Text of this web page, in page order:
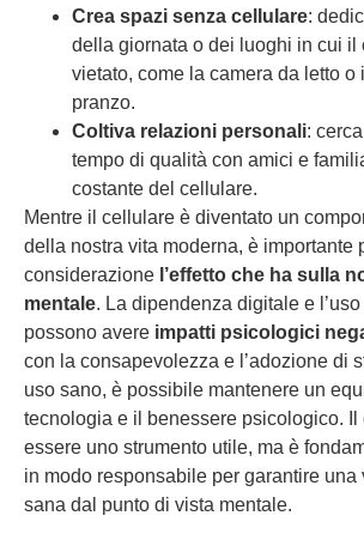
Crea spazi senza cellulare:
della giornata o dei luoghi in cui il
vietato, come la camera da letto o
pranzo.
Coltiva relazioni personali:
tempo di qualità con amici e
costante del cellulare.
Mentre il cellulare è diventato un
della nostra vita moderna, è importante
considerazione l’effetto che ha sulla
mentale. La dipendenza digitale e
possono avere impatti psicologici
con la consapevolezza e l’adozione di
uso sano, è possibile mantenere un
tecnologia e il benessere psicologico.
essere uno strumento utile, ma è
in modo responsabile per garantire una
sana dal punto di vista mentale.